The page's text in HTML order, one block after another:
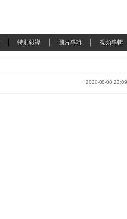
特別報導 圖片專輯 視頻專輯
2020-08-08 22:09